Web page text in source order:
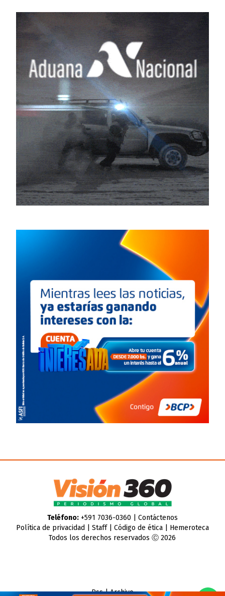
Teléfono:+591 7036-0360 | Contáctenos
Política de privacidad
Staff| Código de ética| Hemeroteca
Todos los derechos reservados Ⓒ 2026
Rss|Archivo